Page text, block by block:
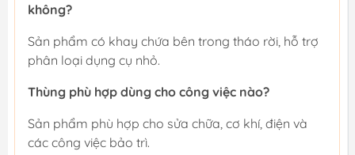
không?
Sản phẩm có khay chứa bên trong tháo rời, hỗ trợ
phân loại dụng cụ nhỏ.
Thùng phù hợp dùng cho công việc nào?
Sản phẩm phù hợp cho sửa chữa, cơ khí, điện và
các công việc bảo trì.